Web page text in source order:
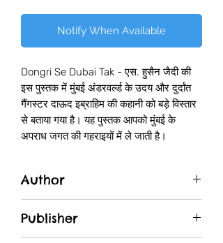
Notify When Available
Dongri Se Dubai Tak - एस. हुसैन जैदी की
इस पुस्तक में मुंबई अंडरवर्ल्ड के उदय और दुर्दांत
गैंगस्टर दाऊद इब्राहिम की कहानी को बड़े विस्तार
से बताया गया है। यह पुस्तक आपको मुंबई के
अपराध जगत की गहराइयों में ले जाती है।
कहानियों को उजागर किया है। यह पुस्तक आपको
माफिया की एक नई पीढ़ी से परिचित कराएगी।
इस पुस्तक कॉम्बो को खरीदें और मुंबई अंडरवर्ल्ड की
Author
Publisher